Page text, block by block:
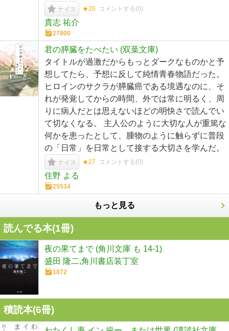
ナイス ★26 コメントする(0)
貴志 祐介
27800
君の膵臓をたべたい (双葉文庫)
タイトルが過激だからもっとダークなものかと予
想してたら、予想に反して純情青春物語だった。
ヒロインのサクラが膵臓癌である境遇なのに、そ
れが発覚してからの時間、外では常に明るく、周
りに病人だとは思えないほどの明快さで読んでい
て切なくなる。 主人公のように大切な人が重篤な
何かを患ったとして、腫物のように触らずに普段
の「日常」を日常として接する大切さを学んだ。
ナイス ★27 コメントする(0)
住野 よる
25534
もっと見る
読んでる本(1冊)
夜の果てまで (角川文庫 も 14-1)
盛田 隆二,角川書店装丁室
1872
積読本(6冊)